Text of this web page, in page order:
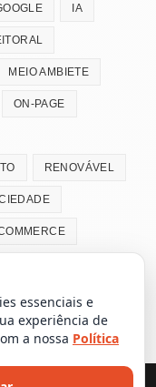
IA
MEIO AMBIETE
ON-PAGE
RENOVÁVEL
essenciais e
experiência de
a nossa Política